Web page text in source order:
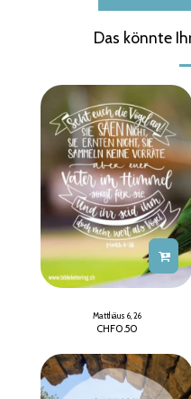
Das könnte
Matthäus 6, 26
CHF0.50